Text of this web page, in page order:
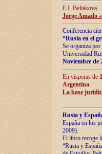
E.I. Beliakova
Jorge Amado
Conferencia
“Rusia en el
Se organiza
Universidad
Noviembre de
En vísperas de
Argentina:
La base
Rusia y
España en los
2009).
El libro recoge
“Rusia y